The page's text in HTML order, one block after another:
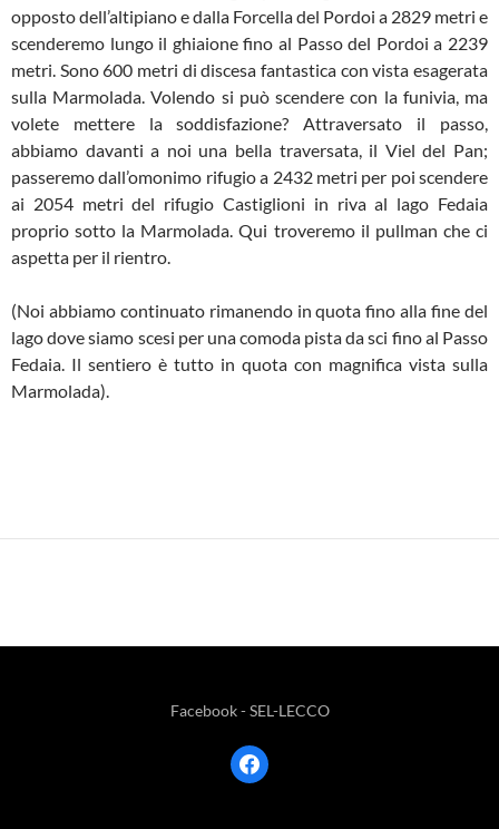
opposto dell’altipiano e dalla Forcella del Pordoi a 2829 metri e
scenderemo lungo il ghiaione fino al Passo del Pordoi a 2239
metri. Sono 600 metri di discesa fantastica con vista esagerata
sulla Marmolada. Volendo si può scendere con la funivia, ma
volete mettere la soddisfazione? Attraversato il passo,
abbiamo davanti a noi una bella traversata, il Viel del Pan;
passeremo dall’omonimo rifugio a 2432 metri per poi scendere
ai 2054 metri del rifugio Castiglioni in riva al lago Fedaia
proprio sotto la Marmolada. Qui troveremo il pullman che ci
aspetta per il rientro.
(Noi abbiamo continuato rimanendo in quota fino alla fine del
lago dove siamo scesi per una comoda pista da sci fino al Passo
Fedaia. Il sentiero è tutto in quota con magnifica vista sulla
Marmolada).
Facebook - SEL-LECCO
facebook